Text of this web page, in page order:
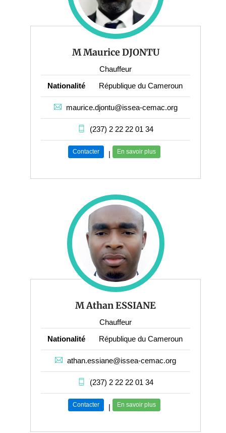
M Maurice DJONTU
Chauffeur
Nationalité
République du Cameroun
maurice.djontu@issea-cemac.org
(237) 2 22 22 01 34
Contacter | En savoir plus
M Athan ESSIANE
Chauffeur
Nationalité
République du Cameroun
athan.essiane@issea-cemac.org
(237) 2 22 22 01 34
Contacter | En savoir plus